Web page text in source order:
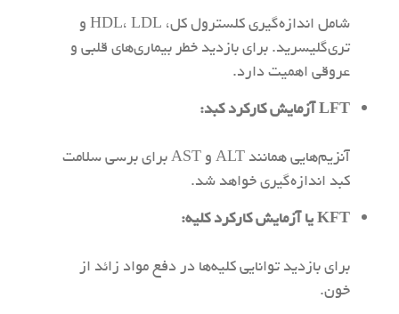
شامل اندازه‌گیری کلسترول کل، HDL، LDL و
تری‌گلیسرید. برای بازدید خطر بیماری‌های قلبی و
عروقی اهمیت دارد.
LFTآزمایش کارکرد کبد:
آنزیم‌هایی همانند ALT و AST برای برسی سلامت
کبد اندازه‌گیری خواهد شد.
KFTیاآزمایش کارکرد کلیه:
برای بازدید توانایی کلیه‌ها در دفع مواد زائد از
خون.